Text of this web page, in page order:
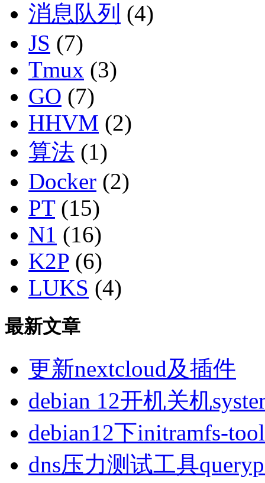
消息队列 (4)
JS (7)
Tmux (3)
GO (7)
HHVM (2)
算法 (1)
Docker (2)
PT(15)
N1 (16)
K2P (6)
LUKS (4)
最新文章
更新nextcloud及插件
debian 12开机关机
debian12下initramfs-
dns压力测试工具